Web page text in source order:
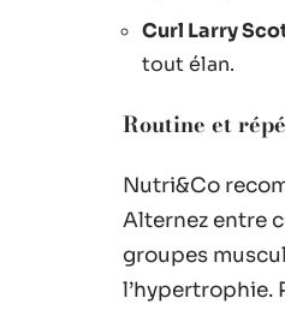
Curl Larry
tout élan.
Routine et
Nutri&Co
Alternez entre
groupes
l’hypertrophie.